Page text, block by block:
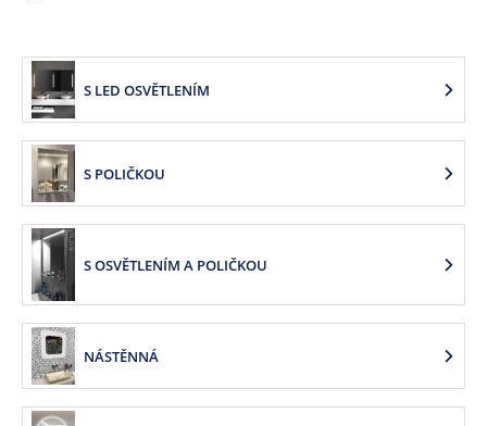
S LED OSVĚTLENÍM
S POLIČKOU
S OSVĚTLENÍM A POLIČKOU
NÁSTĚNNÁ